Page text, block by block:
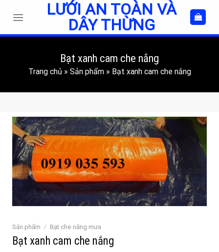
LƯỚI AN TOÀN VÀ
DÂY THỪNG
Bạt xanh cam che nắng
Trang chủ » Sản phẩm» Bạt xanh cam che nắng
Sản phẩm / Bạt che nắng mưa
Bạt xanh cam che nắng